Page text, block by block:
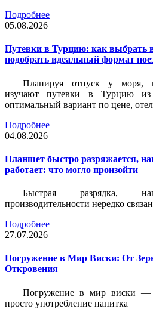
Подробнее
05.08.2026
Путевки в Турцию: как выбрать
подобрать идеальный формат
Планируя отпуск у моря,
изучают путевки в Турцию
оптимальный вариант по цене,
Подробнее
04.08.2026
Планшет быстро разряжается,
работает: что могло произойти
Быстрая разрядка,
производительности нередко
Подробнее
27.07.2026
Погружение в Мир Виски: От
Откровения
Погружение в мир виски —
просто употребление напитка